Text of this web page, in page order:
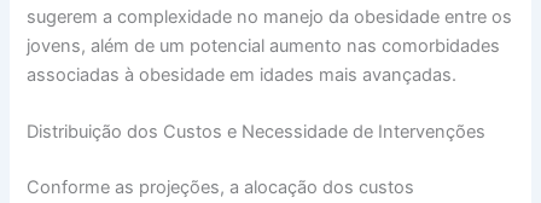
sugerem a complexidade no manejo da obesidade entre os
jovens, além de um potencial aumento nas comorbidades
associadas à obesidade em idades mais avançadas.
Distribuição dos Custos e Necessidade de Intervenções
Conforme as projeções, a alocação dos custos